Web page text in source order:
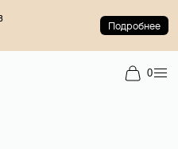
Подробнее
0